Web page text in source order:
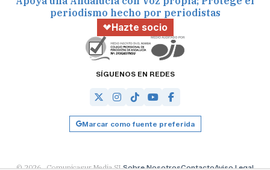
periodismo hecho por periodistas
Hazte socio
SÍGUENOS EN REDES
Marcar como fuente preferida
© 2026 Comunicasur Media SLSobre NosotrosContactoAviso Legal